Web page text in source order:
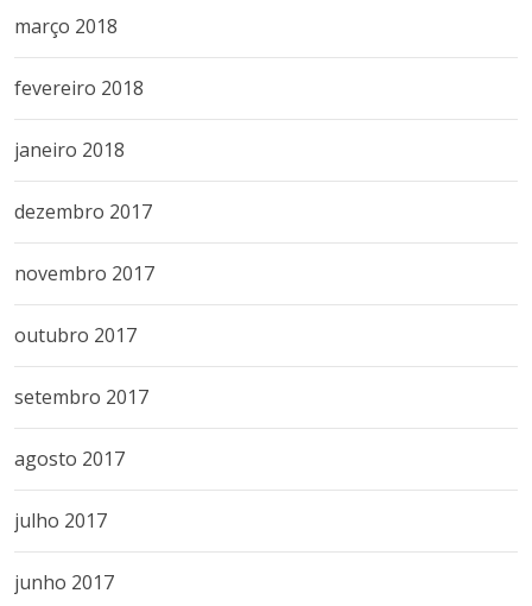
março 2018
fevereiro 2018
janeiro 2018
dezembro 2017
novembro 2017
outubro 2017
setembro 2017
agosto 2017
julho 2017
junho 2017